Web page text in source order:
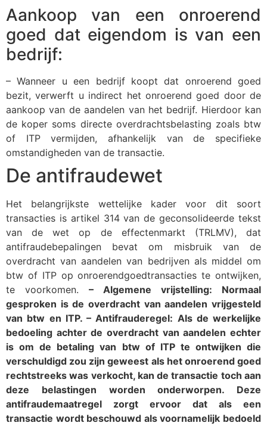
Aankoop van een onroerend
goed dat eigendom is van een
bedrijf:
– Wanneer u een bedrijf koopt dat onroerend goed
bezit, verwerft u indirect het onroerend goed door de
aankoop van de aandelen van het bedrijf. Hierdoor kan
de koper soms directe overdrachtsbelasting zoals btw
of ITP vermijden, afhankelijk van de specifieke
omstandigheden van de transactie.
De antifraudewet
Het belangrijkste wettelijke kader voor dit soort
transacties is artikel 314 van de geconsolideerde tekst
van de wet op de effectenmarkt (TRLMV), dat
antifraudebepalingen bevat om misbruik van de
overdracht van aandelen van bedrijven als middel om
btw of ITP op onroerendgoedtransacties te ontwijken,
te voorkomen. – Algemene vrijstelling: Normaal
gesproken is de overdracht van aandelen vrijgesteld
van btw en ITP. – Antifrauderegel: Als de werkelijke
bedoeling achter de overdracht van aandelen echter
is om de betaling van btw of ITP te ontwijken die
verschuldigd zou zijn geweest als het onroerend goed
rechtstreeks was verkocht, kan de transactie toch aan
deze belastingen worden onderworpen. Deze
antifraudemaatregel zorgt ervoor dat als een
transactie wordt beschouwd als voornamelijk bedoeld